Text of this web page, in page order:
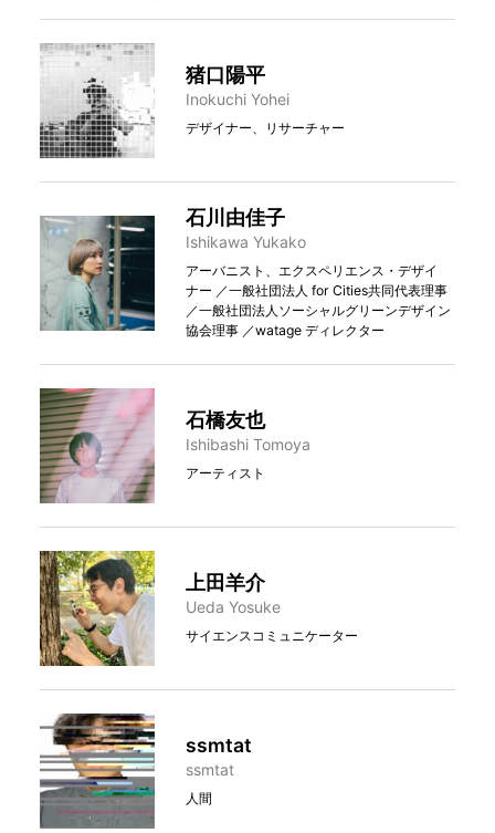
猪口陽平
Inokuchi Yohei
デザイナー、リサーチャー
石川由佳子
Ishikawa Yukako
アーバニスト、エクスペリエンス・デザイ
ナー ／一般社団法人 for Cities共同代表理事
／一般社団法人ソーシャルグリーンデザイン
協会理事 ／watage ディレクター
石橋友也
Ishibashi Tomoya
アーティスト
上田羊介
Ueda Yosuke
サイエンスコミュニケーター
ssmtat
ssmtat
人間